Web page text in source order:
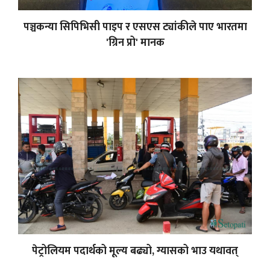
पञ्चकन्या सिपिभिसी पाइप र एसएस ट्यांकीले पाए भारतमा
'ग्रिन प्रो' मानक
पेट्रोलियम पदार्थको मूल्य बढ्यो, ग्यासको भाउ यथावत्